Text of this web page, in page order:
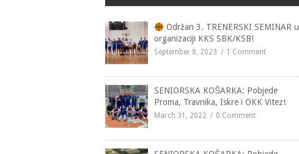
Održan 3. TRENERSKI SEMINAR u
organizaciji KKS SBK/KSB!
September 8, 2023 1 Comment
SENIORSKA KOŠARKA: Pobjede
Proma, Travnika, Iskre i OKK Vitez!
March 31, 2022 0 Comment